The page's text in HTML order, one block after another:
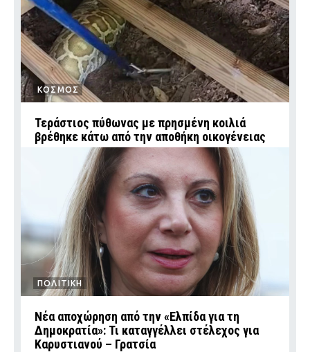
ΚΟΣΜΟΣ
Τεράστιος πύθωνας με πρησμένη κοιλιά
βρέθηκε κάτω από την αποθήκη οικογένειας
ΠΟΛΙΤΙΚΗ
Νέα αποχώρηση από την «Ελπίδα για τη
Δημοκρατία»: Τι καταγγέλλει στέλεχος για
Καρυστιανού – Γρατσία